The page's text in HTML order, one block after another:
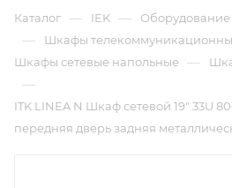
Каталог — IEK —
— Шкафы
Шкафы сетевые напольные —
—
ITK LINEA N Шкаф сетевой 19" 33U
передняя дверь задняя